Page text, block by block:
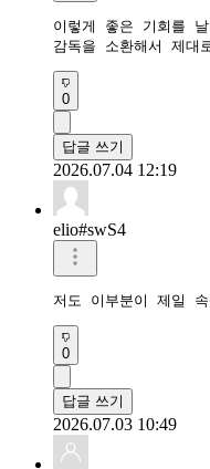
이렇게 좋은 기회를
감독을 소환해서 제대
0
답글 쓰기
2026.07.04 12:19
elio#swS4
저도 이부분이 제일
0
답글 쓰기
2026.07.03 10:49